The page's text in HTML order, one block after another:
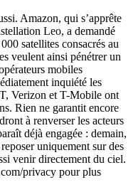
Amazon, qui s’apprête
Leo, a demandé
satellites consacrés au
veulent ainsi pénétrer un
mobiles
inquiété les
Verizon et T-Mobile ont
Rien ne garantit encore
à renverser les acteurs
déjà engagée : demain,
uniquement sur des
venir directement du ciel.
privacy pour plus